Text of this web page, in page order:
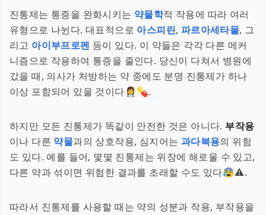
진통제는 통증을 완화시키는 약물학적 작용에 따라 여러
유형으로 나뉜다. 대표적으로 아스피린, 파르아세타몰, 그
리고 아이부프로펜 등이 있다. 이 약들은 각각 다른 메커
니즘으로 작용하여 통증을 줄인다. 당신이 다쳐서 병원에
갔을 때, 의사가 처방하는 약 중에도 분명 진통제가 하나
이상 포함되어 있을 것이다👩‍⚕️💊.
하지만 모든 진통제가 똑같이 안전한 것은 아니다. 부작용
이나 다른 약물과의 상호작용, 심지어는 과다복용의 위험
도 있다. 예를 들어, 몇몇 진통제는 위장에 해로울 수 있고,
다른 약과 섞이면 위험한 결과를 초래할 수도 있다😰⚠️.
따라서 진통제를 사용할 때는 약의 성분과 작용, 부작용을